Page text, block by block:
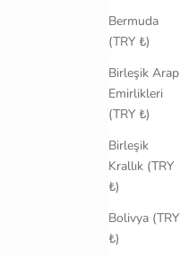
Bermuda
(TRY ₺)
Birleşik Arap
Emirlikleri
(TRY ₺)
Birleşik
Krallık (TRY
₺)
Bolivya (TRY
₺)